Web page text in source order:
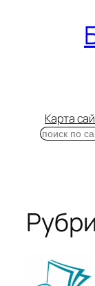
Карта
Поиск